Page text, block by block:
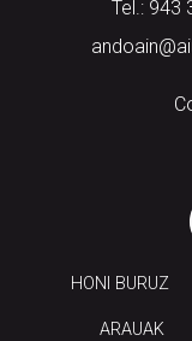
Tel.: 943
HONI BURUZ
ARAUAK